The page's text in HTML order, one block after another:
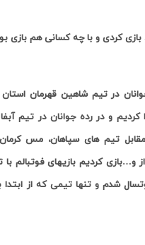
کردی و با چه کسانی هم بازی
در تیم شاهین قهرمان
و در رده جوانان در تیم
تیم های سپاهان، مس
و…بازی کردیم بازیهای فوتبالم با
شدم و تنها تیمی که از ابتدا